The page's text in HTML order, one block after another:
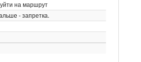
на маршрут
- запретка.